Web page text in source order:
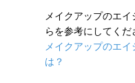
メイクアップのエ
らを参考にしてくだ
メイクアップのエ
は？